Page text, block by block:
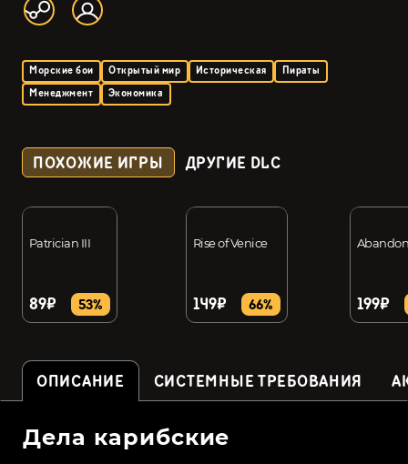
Морские бои Открытый мир Историческая
Пираты
Менеджмент
Экономика
ПОХОЖИЕ ИГРЫ ДРУГИЕ DLC
Patrician III
89₽ 53%
Rise of Venice
149₽ 66% 199₽
ОПИСАНИЕ СИСТЕМНЫЕ ТРЕБОВАНИЯ
Дела карибские